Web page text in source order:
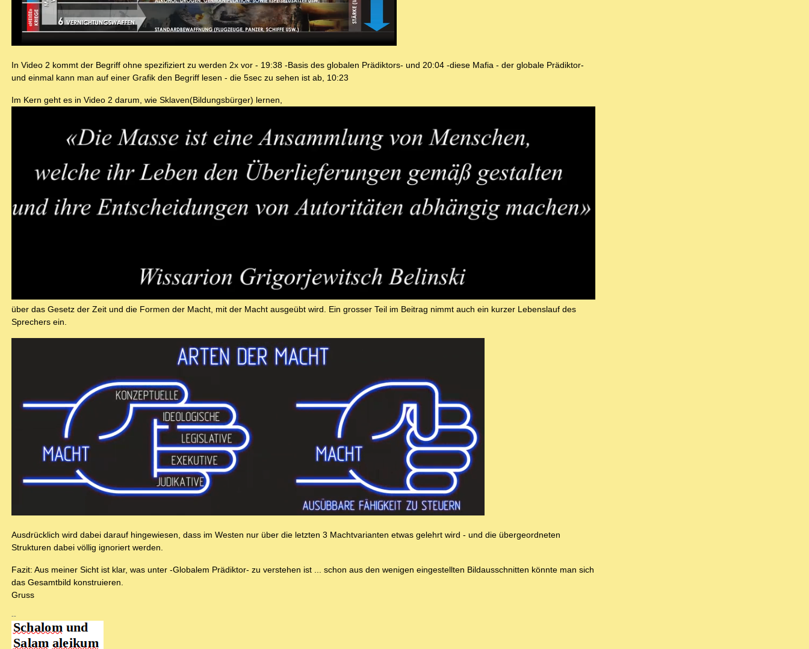
In Video 2 kommt der Begriff ohne spezifiziert zu werden 2x vor - 19:38 -Basis des globalen Prädiktors- und 20:04 -diese Mafia - der globale Prädiktor-
und einmal kann man auf einer Grafik den Begriff lesen - die 5sec zu sehen ist ab, 10:23
Im Kern geht es in Video 2 darum, wie Sklaven(Bildungsbürger) lernen,
über das Gesetz der Zeit und die Formen der Macht, mit der Macht ausgeübt wird. Ein grosser Teil im Beitrag nimmt auch ein kurzer Lebenslauf des
Sprechers ein.
Ausdrücklich wird dabei darauf hingewiesen, dass im Westen nur über die letzten 3 Machtvarianten etwas gelehrt wird - und die übergeordneten
Strukturen dabei völlig ignoriert werden.
Fazit: Aus meiner Sicht ist klar, was unter -Globalem Prädiktor- zu verstehen ist ... schon aus den wenigen eingestellten Bildausschnitten könnte man sich
das Gesamtbild konstruieren.
Gruss
--